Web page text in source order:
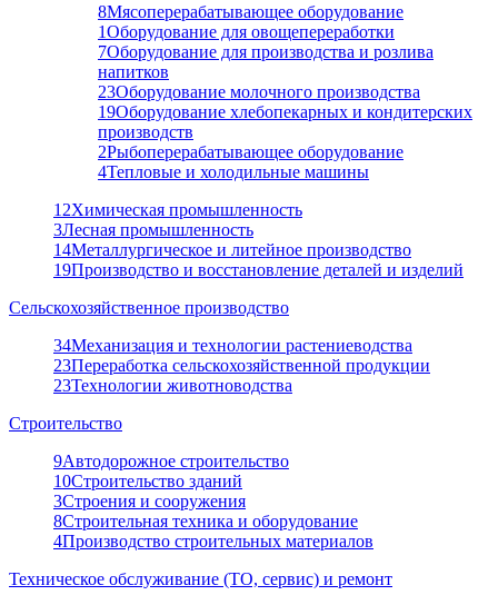
8Мясоперерабатывающее оборудование
1Оборудование для овощепереработки
7Оборудование для производства и розлива
напитков
23Оборудование молочного производства
19Оборудование хлебопекарных и кондитерских
производств
2Рыбоперерабатывающее оборудование
4Тепловые и холодильные машины
12Химическая промышленность
3Лесная промышленность
14Металлургическое и литейное производство
19Производство и восстановление деталей и изделий
Сельскохозяйственное производство
34Механизация и технологии растениеводства
23Переработка сельскохозяйственной продукции
23Технологии животноводства
Строительство
9Автодорожное строительство
10Строительство зданий
3Строения и сооружения
8Строительная техника и оборудование
4Производство строительных материалов
Техническое обслуживание (ТО, сервис) и ремонт